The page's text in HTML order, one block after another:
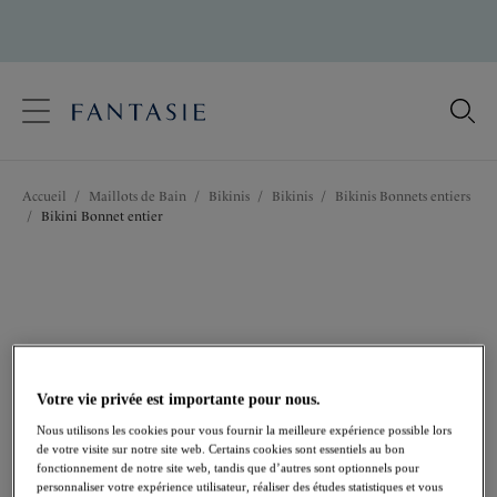
Langue
Accueil / Maillots de Bain / Bikinis / Bikinis /
Bikinis Bonnets entiers
/
Bikini Bonnet entier
Votre vie privée est importante pour nous.
Nous utilisons les cookies pour vous fournir la meilleure expérience possible lors
de votre visite sur notre site web. Certains cookies sont essentiels au bon
fonctionnement de notre site web, tandis que d’autres sont optionnels pour
personnaliser votre expérience utilisateur, réaliser des études statistiques et vous